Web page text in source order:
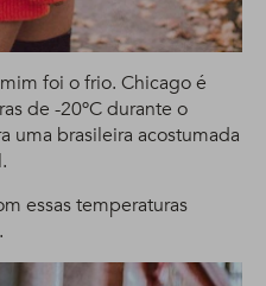
foi o frio. Chicago é
de -20ºC durante o
uma brasileira acostumada
essas temperaturas